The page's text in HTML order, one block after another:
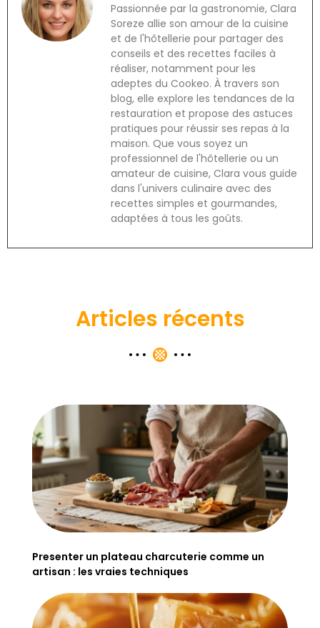
Passionnée par la gastronomie, Clara
Soreze allie son amour de la cuisine
et de l'hôtellerie pour partager des
conseils et des recettes faciles à
réaliser, notamment pour les
adeptes du Cookeo. À travers son
blog, elle explore les tendances de la
restauration et propose des astuces
pratiques pour réussir ses repas à la
maison. Que vous soyez un
professionnel de l'hôtellerie ou un
amateur de cuisine, Clara vous guide
dans l'univers culinaire avec des
recettes simples et gourmandes,
adaptées à tous les goûts.
Articles récents
Presenter un plateau charcuterie comme un
artisan : les vraies techniques